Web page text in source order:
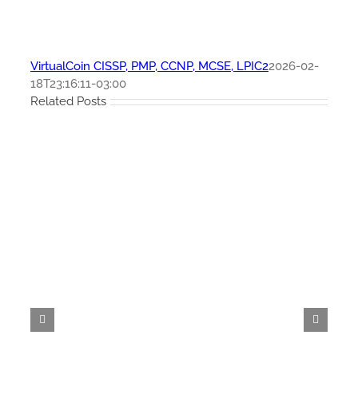
VirtualCoin CISSP, PMP, CCNP, MCSE, LPIC22026-02-
18T23:16:11-03:00
Related Posts